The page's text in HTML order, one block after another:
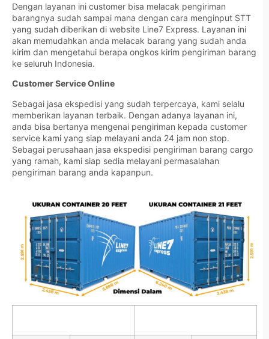
Dengan layanan ini customer bisa melacak pengiriman
barangnya sudah sampai mana dengan cara menginput STT
yang sudah diberikan di website Line7 Express. Layanan ini
akan memudahkan anda melacak barang yang sudah anda
kirim dan mengetahui berapa ongkos kirim pengiriman barang
ke seluruh Indonesia.
Customer Service Online
Sebagai jasa ekspedisi yang sudah terpercaya, kami selalu
memberikan layanan terbaik. Dengan adanya layanan ini,
anda bisa bertanya mengenai pengiriman kepada customer
service kami yang siap melayani anda 24 jam non stop.
Sebagai perusahaan jasa ekspedisi pengiriman barang cargo
yang ramah, kami siap sedia melayani permasalahan
pengiriman barang anda kapanpun.